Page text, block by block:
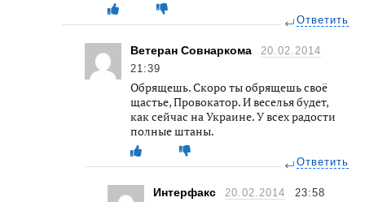
Ответить
Ветеран Совнаркома
20.02.2014
21:39
Обрящешь. Скоро ты обрящешь своё
щастье, Провокатор. И веселья будет,
как сейчас на Украине. У всех радости
полные штаны.
Ответить
Интерфакс 20.02.2014 23:58